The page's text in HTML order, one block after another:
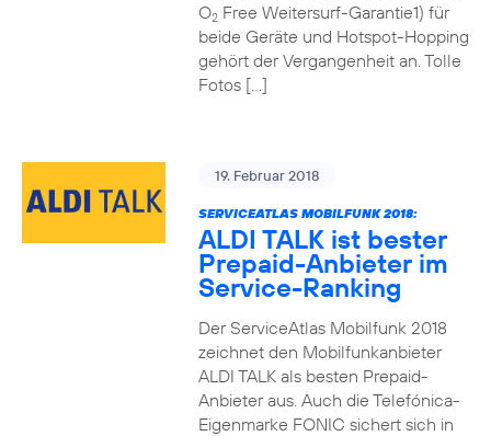
O2Free Weitersurf-Garantie1) für
beide Geräte und Hotspot-Hopping
gehört der Vergangenheit an. Tolle
Fotos […]
19. Februar 2018
SERVICEATLAS MOBILFUNK 2018:
ALDI TALK ist bester
Prepaid-Anbieter im
Service-Ranking
Der ServiceAtlas Mobilfunk 2018
zeichnet den Mobilfunkanbieter
ALDI TALK als besten Prepaid-
Anbieter aus. Auch die Telefónica-
Eigenmarke FONIC sichert sich in